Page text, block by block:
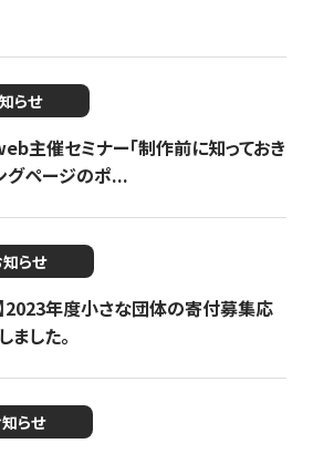
らせ
主催セミナー「制作前に知っておき
グページのポ...
らせ
2023年度小さな団体の寄付募集応
した。
らせ